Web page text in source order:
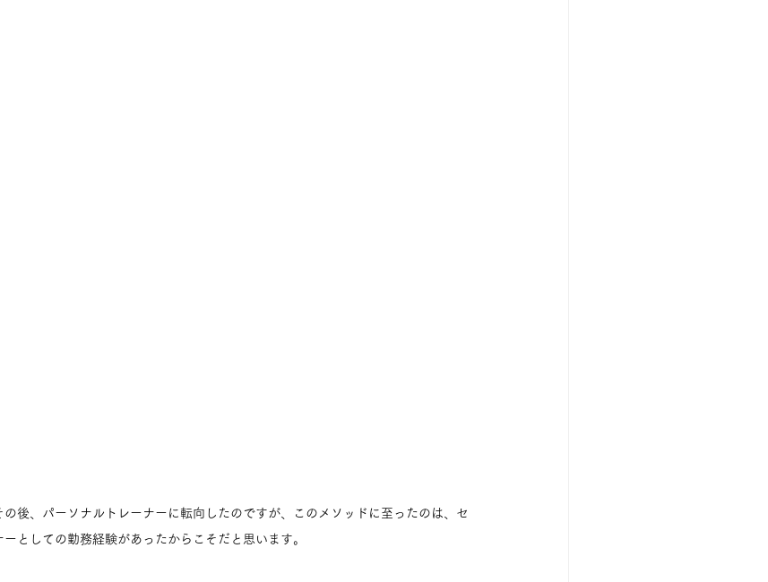
後、パーソナルトレーナーに転向したのですが、このメソッドに至ったのは、セ
としての勤務経験があったからこそだと思います。